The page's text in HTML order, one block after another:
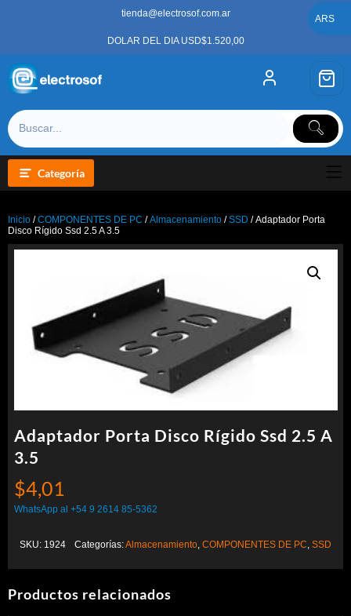
tienda@electrosof.com.ar
DOLAR DEL DIA USD$1.520,00
Categoría
Inicio /COMPONENTES DE PC /Almacenamiento /SSD / Adaptador Porta
Disco Rígido Ssd 2.5 A 3.5
Adaptador Porta Disco Rígido Ssd 2.5 A
3.5
$4,01
WhatsApp al +54 9 2614 85-5362
SKU: 1924 Categorías:Almacenamiento, COMPONENTES DE PC, SSD
Productos relacionados
ARS